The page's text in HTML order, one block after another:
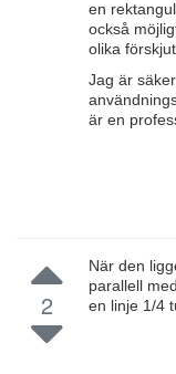
en
också
olika
Jag är
är en
2
När den
parallell
en linje 1/4